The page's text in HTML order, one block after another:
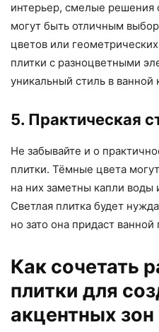
интерьер, смелые решения
могут быть отличным
цветов или
плитки с разноцветными
уникальный стиль в ванной
5. Практическая
Не забывайте и о
плитки. Тёмные цвета
на них заметны капли воды
Светлая плитка будет
но зато она придаст
Как сочетать
плитки для
акцентных зон